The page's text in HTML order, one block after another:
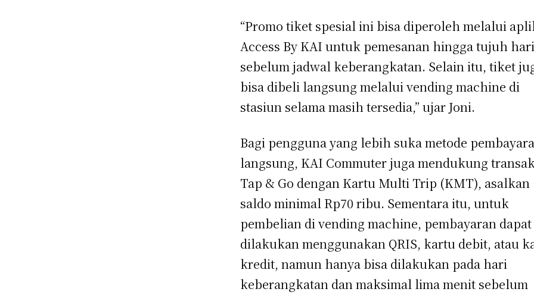
“Promo tiket spesial ini bisa diperoleh melalui
Access By KAI untuk pemesanan hingga tujuh
sebelum jadwal keberangkatan. Selain itu, tiket
bisa dibeli langsung melalui vending machine di
stasiun selama masih tersedia,” ujar Joni.
Bagi pengguna yang lebih suka metode
langsung, KAI Commuter juga mendukung
Tap & Go dengan Kartu Multi Trip (KMT), asalkan
saldo minimal Rp70 ribu. Sementara itu, untuk
pembelian di vending machine, pembayaran dapat
dilakukan menggunakan QRIS, kartu debit, atau
kredit, namun hanya bisa dilakukan pada hari
keberangkatan dan maksimal lima menit sebelum